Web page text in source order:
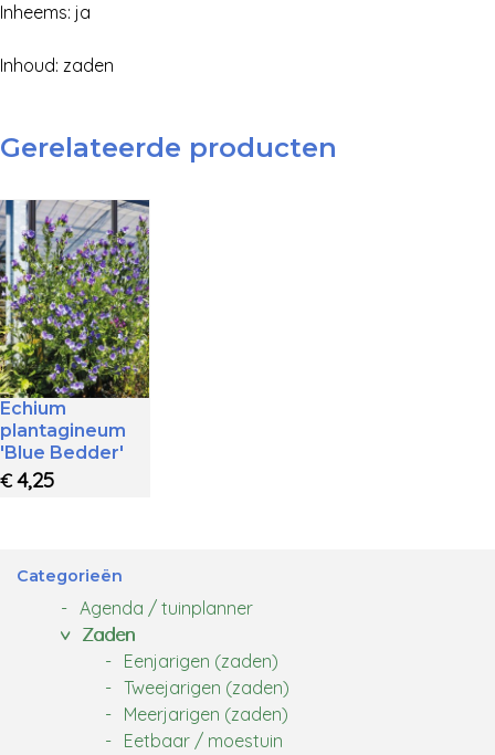
Inheems: ja
Inhoud: zaden
Gerelateerde producten
Echium
plantagineum
'Blue Bedder'
€ 4,25
Categorieën
Agenda / tuinplanner
Zaden
Eenjarigen (zaden)
Tweejarigen (zaden)
Meerjarigen (zaden)
Eetbaar / moestuin